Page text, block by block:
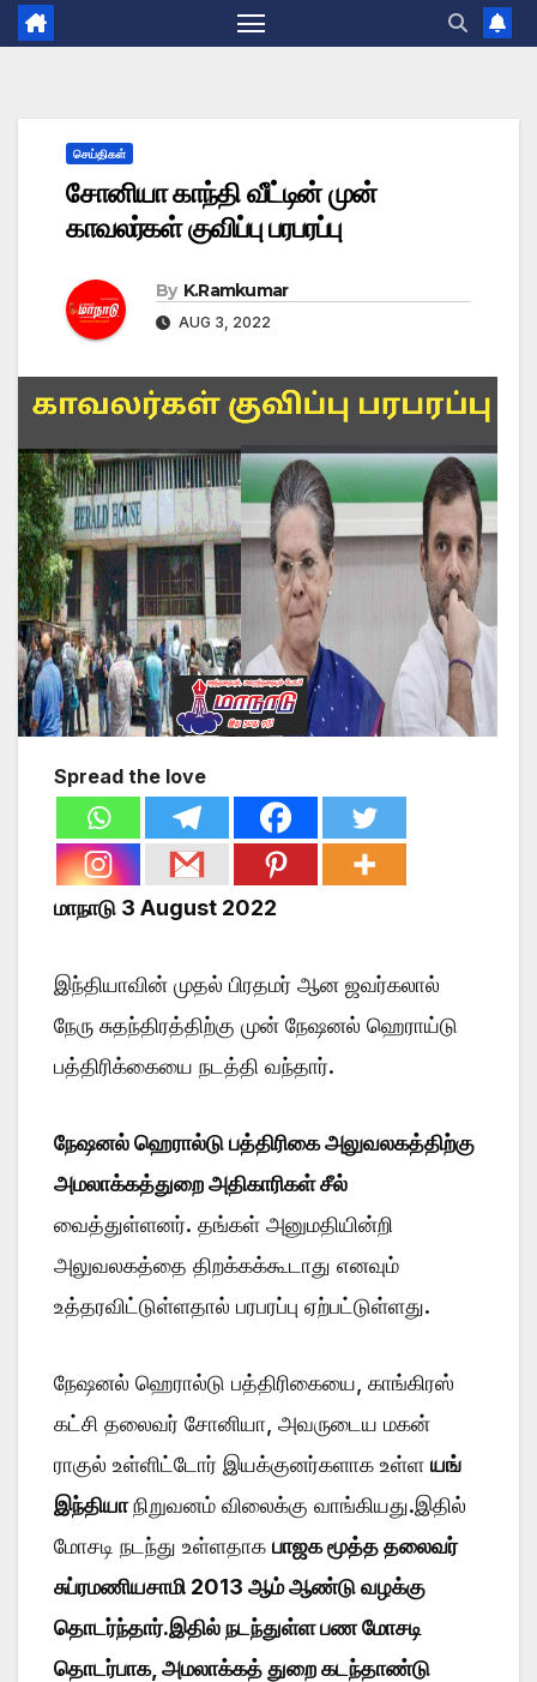
செய்திகள்
சோனியா காந்தி வீட்டின் முன்
காவலர்கள் குவிப்பு பரபரப்பு
By K.Ramkumar
AUG 3, 2022
Spread the love
மாநாடு 3 August 2022
இந்தியாவின் முதல் பிரதமர் ஆன ஜவர்கலால்
நேரு சுதந்திரத்திற்கு முன் நேஷனல் ஹெராய்டு
பத்திரிக்கையை நடத்தி வந்தார்.
நேஷனல் ஹெரால்டு பத்திரிகை அலுவலகத்திற்கு
அமலாக்கத்துறை அதிகாரிகள் சீல்
வைத்துள்ளனர். தங்கள் அனுமதியின்றி
அலுவலகத்தை திறக்கக்கூடாது எனவும்
உத்தரவிட்டுள்ளதால் பரபரப்பு ஏற்பட்டுள்ளது.
நேஷனல் ஹெரால்டு பத்திரிகையை, காங்கிரஸ்
கட்சி தலைவர் சோனியா, அவருடைய மகன்
ராகுல் உள்ளிட்டோர் இயக்குனர்களாக உள்ள யங்
இந்தியாநிறுவனம் விலைக்கு வாங்கியது.இதில்
மோசடி நடந்து உள்ளதாக பாஜக மூத்த தலைவர்
சுப்ரமணியசாமி 2013 ஆம் ஆண்டு வழக்கு
தொடர்ந்தார்.இதில் நடந்துள்ள பண மோசடி
தொடர்பாக, அமலாக்கத் துறை கடந்தாண்டு